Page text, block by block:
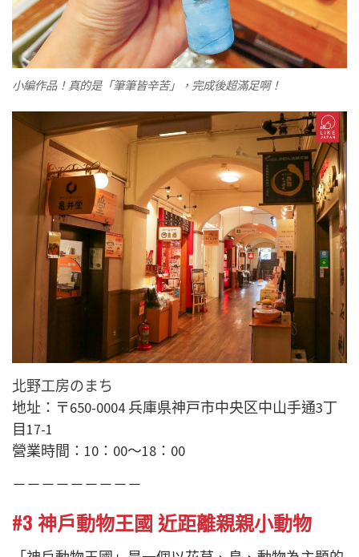
小編作品！真的是「筆筆皆辛苦」，完成後超滿足啊！
北野工房のまち
地址：〒650-0004 兵庫県神戸市中央区中山手通3丁
目17-1
營業時間：10：00～18：00
－－－－－－－－－
#3 神戶動物王國 近距離親親小動物